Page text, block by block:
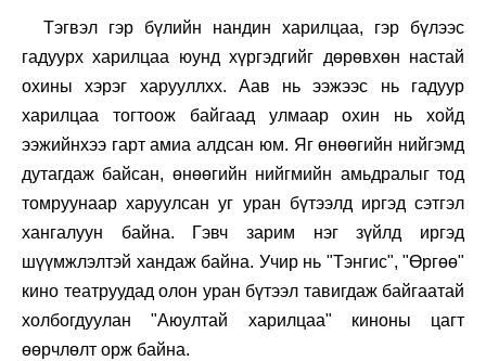
Тэгвэл гэр бүлийн нандин харилцаа, гэр бүлээс
гадуурх харилцаа юунд хүргэдгийг дөрөвхөн настай
охины хэрэг харууллхх. Аав нь ээжээс нь гадуур
харилцаа тогтоож байгаад улмаар охин нь хойд
ээжийнхээ гарт амиа алдсан юм. Яг өнөөгийн нийгэмд
дутагдаж байсан, өнөөгийн нийгмийн амьдралыг тод
томруунаар харуулсан уг уран бүтээлд иргэд сэтгэл
хангалуун байна. Гэвч зарим нэг зүйлд иргэд
шүүмжлэлтэй хандаж байна. Учир нь "Тэнгис", "Өргөө"
кино театруудад олон уран бүтээл тавигдаж байгаатай
холбогдуулан "Аюултай харилцаа" киноны цагт
өөрчлөлт орж байна.